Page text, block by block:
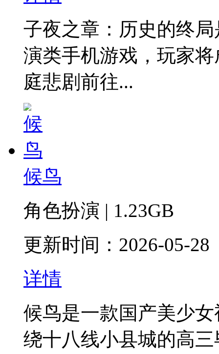
子夜之章：历史的终
演类手机游戏，玩家
庭悲剧前往...
候鸟
角色扮演 | 1.23GB
更新时间：2026-05-28
详情
候鸟是一款国产美少
绕十八线小县城的高